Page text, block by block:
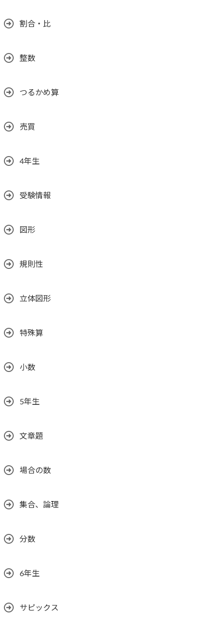
割合・比
整数
つるかめ算
売買
4年生
受験情報
図形
規則性
立体図形
特殊算
小数
5年生
文章題
場合の数
集合、論理
分数
6年生
サピックス